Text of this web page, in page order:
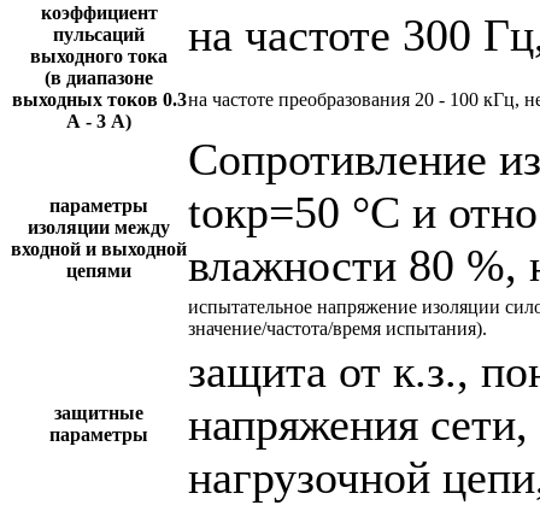
коэффициент
пульсаций
выходного тока
(в диапазоне
выходных токов 0.3
А - 3 А)
на частоте 300
на частоте преобразования 20 - 100 кГц,
параметры
изоляции между
входной и выходной
цепями
Сопротивление
tокр=50 °С и
влажности 80 %,
испытательное напряжение изоляции
значение/частота/время испытания).
защитные
параметры
защита от к.з.,
напряжения
нагрузочной